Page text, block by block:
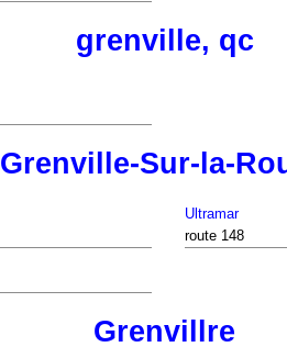
grenville, qc
Grenville-Sur-la-
Ultramar
route 148
Grenvillre